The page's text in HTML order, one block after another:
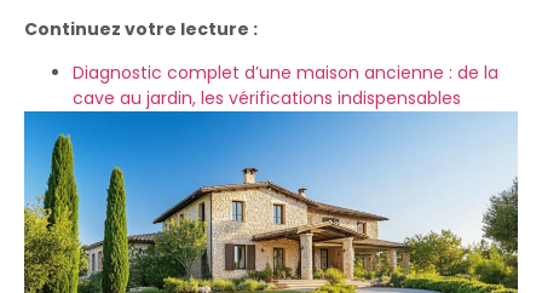
Continuez votre lecture :
Diagnostic complet d’une maison ancienne : de la
cave au jardin, les vérifications indispensables